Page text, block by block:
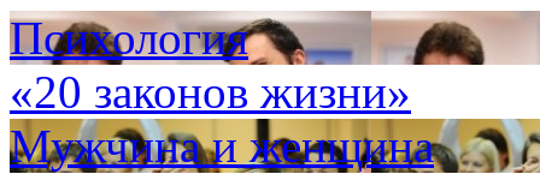
Психология
«20 законов жизни»
Мужчина и женщина